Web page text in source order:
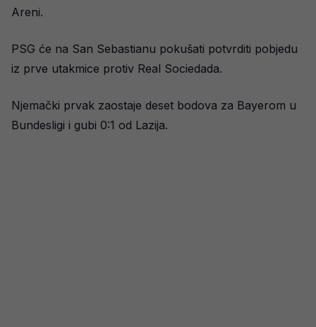
Areni.
PSG će na San Sebastianu pokušati potvrditi pobjedu
iz prve utakmice protiv Real Sociedada.
Njemački prvak zaostaje deset bodova za Bayerom u
Bundesligi i gubi 0:1 od Lazija.